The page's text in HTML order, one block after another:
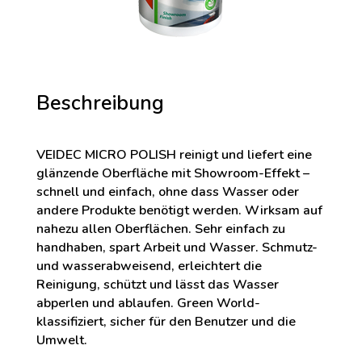
Beschreibung
VEIDEC MICRO POLISH reinigt und liefert eine
glänzende Oberfläche mit Showroom-Effekt –
schnell und einfach, ohne dass Wasser oder
andere Produkte benötigt werden. Wirksam auf
nahezu allen Oberflächen. Sehr einfach zu
handhaben, spart Arbeit und Wasser. Schmutz-
und wasserabweisend, erleichtert die
Reinigung, schützt und lässt das Wasser
abperlen und ablaufen. Green World-
klassifiziert, sicher für den Benutzer und die
Umwelt.